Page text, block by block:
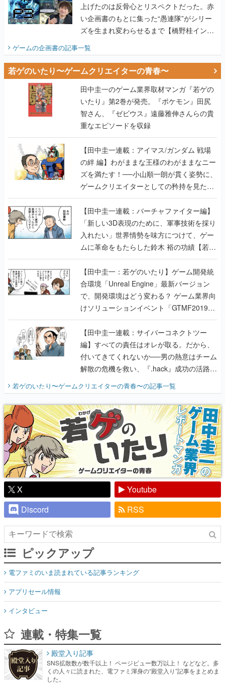
上げたのは反骨心とリスペクトだった。赤
い企画書のもとに集った“愚連隊”がシリー
ズを生まれ変わらせるまで【橋野桂インタ
ビュー】
ゲームの企画書の記事一覧
若ゲのいたり〜ゲームクリエイターの青春〜
田中圭一のゲーム業界取材マンガ『若ゲの
いたり』第2巻が発売。『ポケモン』田尻
智さん、『ゼビウス』遠藤雅伸さんらの貴
重なエピソードを収録
【田中圭一連載：アイマス/ガンダム 戦場
の絆 編】わがままな王様のわがままなニー
ズを満たす！──小山順一朗が貫く姿勢に、
ゲームクリエイターとしての矜持を見た
【若ゲのいたり最終回】
【田中圭一連載：バーチャファイター編】
「新しい3D表現のために、軍事技術を採り
入れたい」世界情勢を味方につけて、ゲー
ムに革命をもたらした鈴木 裕の功績【若ゲ
のいたり】
【田中圭一：若ゲのいたり】ゲーム開発統
合環境「Unreal Engine」最新バージョン
で、開発環境はどう変わる？ ゲーム業界向
けソリューションイベント「GTMF2019」
に行って、より理解を深めよう【PR】
【田中圭一連載：サイバーコネクトツー
編】すべての責任はオレが取る。だから、
付いてきてくれないか──男の熱意はチーム
解散の危機を救い、『.hack』成功の活路を
開く。業界の快男児・松山 洋に流れる血は
『少年ジャンプ』色だった【若ゲのいた
り】
若ゲのいたり〜ゲームクリエイターの青春〜の記事一覧
X
Youtube
Discord
RSS
ピックアップ
電ファミのいま読まれている記事ランキング
アプリセール情報
インタビュー
連載・特集一覧
殿堂入り記事
SNS拡散数が数千以上！ ページビュー数万以上！ などなど。多
くの人々に読まれた、電ファミ渾身の“殿堂入り”記事をまとめま
した。